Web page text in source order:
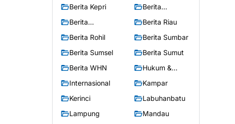
Berita Kepri
Berita
Berita
Berita Riau
Berita Rohil
Berita Sumbar
Berita Sumsel
Berita Sumut
Berita WHN
Hukum &
Internasional
Kampar
Kerinci
Labuhanbatu
Lampung
Mandau